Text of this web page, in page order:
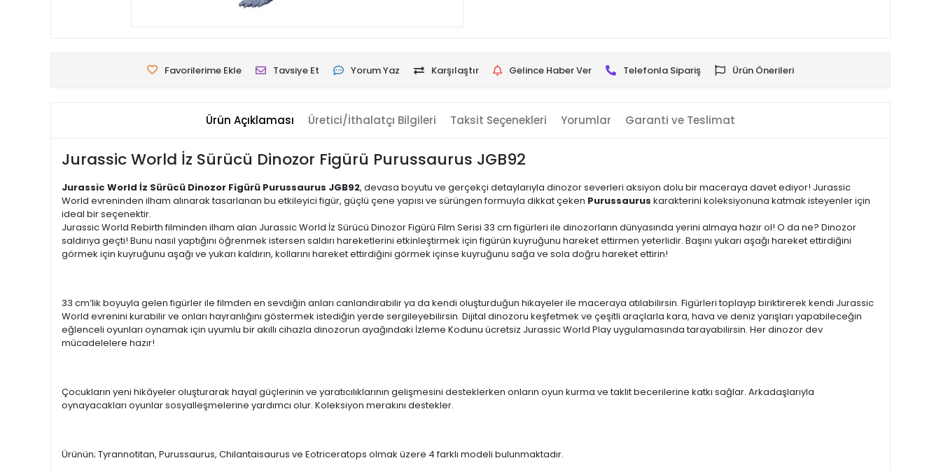
Favorilerime Ekle Tavsiye Et Yorum Yaz Karşılaştır Gelince Haber Ver Telefonla Sipariş Ürün Önerileri
Ürün Açıklaması Üretici/İthalatçı Bilgileri Taksit Seçenekleri Yorumlar Garanti ve Teslimat
Jurassic World İz Sürücü Dinozor Figürü Purussaurus JGB92
Jurassic World İz Sürücü Dinozor Figürü Purussaurus JGB92, devasa boyutu ve gerçekçi detaylarıyla dinozor severleri aksiyon dolu bir maceraya davet ediyor! Jurassic
World evreninden ilham alınarak tasarlanan bu etkileyici figür, güçlü çene yapısı ve sürüngen formuyla dikkat çeken Purussaurus karakterini koleksiyonuna katmak isteyenler için
ideal bir seçenektir.
Jurassic World Rebirth filminden ilham alan Jurassic World İz Sürücü Dinozor Figürü Film Serisi 33 cm figürleri ile dinozorların dünyasında yerini almaya hazır ol! O da ne? Dinozor
saldırıya geçti! Bunu nasıl yaptığını öğrenmek istersen saldırı hareketlerini etkinleştirmek için figürün kuyruğunu hareket ettirmen yeterlidir. Başını yukarı aşağı hareket ettirdiğini
görmek için kuyruğunu aşağı ve yukarı kaldırın, kollarını hareket ettirdiğini görmek içinse kuyruğunu sağa ve sola doğru hareket ettirin!
33 cm’lik boyuyla gelen figürler ile filmden en sevdiğin anları canlandırabilir ya da kendi oluşturduğun hikayeler ile maceraya atılabilirsin. Figürleri toplayıp biriktirerek kendi Jurassic
World evrenini kurabilir ve onları hayranlığını göstermek istediğin yerde sergileyebilirsin. Dijital dinozoru keşfetmek ve çeşitli araçlarla kara, hava ve deniz yarışları yapabileceğin
eğlenceli oyunları oynamak için uyumlu bir akıllı cihazla dinozorun ayağındaki İzleme Kodunu ücretsiz Jurassic World Play uygulamasında tarayabilirsin. Her dinozor dev
mücadelelere hazır!
Çocukların yeni hikâyeler oluşturarak hayal güçlerinin ve yaratıcılıklarının gelişmesini desteklerken onların oyun kurma ve taklit becerilerine katkı sağlar. Arkadaşlarıyla
oynayacakları oyunlar sosyalleşmelerine yardımcı olur. Koleksiyon merakını destekler.
Ürünün; Tyrannotitan, Purussaurus, Chilantaisaurus ve Eotriceratops olmak üzere 4 farklı modeli bulunmaktadır.